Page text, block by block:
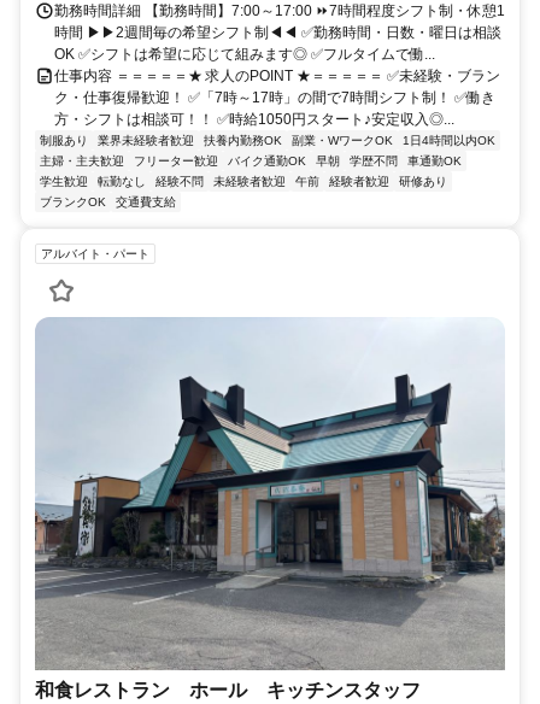
勤務時間詳細 【勤務時間】7:00～17:00 ⏩7時間程度シフト制・休憩1
時間 ▶▶2週間毎の希望シフト制◀◀ ✅勤務時間・日数・曜日は相談
OK ✅シフトは希望に応じて組みます◎ ✅フルタイムで働...
仕事内容 ＝＝＝＝＝★ 求人のPOINT ★＝＝＝＝＝ ✅未経験・ブラン
ク・仕事復帰歓迎！ ✅「7時～17時」の間で7時間シフト制！ ✅働き
方・シフトは相談可！！ ✅時給1050円スタート♪安定収入◎...
制服あり 業界未経験者歓迎 扶養内勤務OK 副業・WワークOK
1日4時間以内OK
主婦・主夫歓迎
フリーター歓迎 バイク通勤OK 早朝 学歴不問
車通勤OK
学生歓迎
転勤なし 経験不問 未経験者歓迎 午前 経験者歓迎
研修あり
ブランクOK
交通費支給
アルバイト・パート
和食レストラン ホール キッチンスタッフ